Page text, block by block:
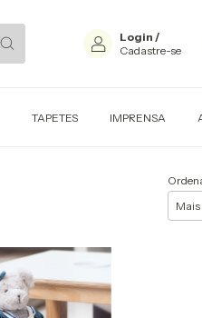
Login /
Cadastre-se
TAPETES IMPRENSA